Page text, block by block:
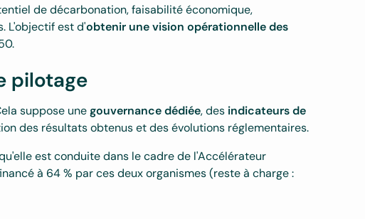
de décarbonation, faisabilité économique,
L'objectif est d'obtenir une vision opérationnelle des
pilotage
suppose unegouvernance dédiée, des indicateurs de
des résultats obtenus et des évolutions réglementaires.
est conduite dans le cadre de l'Accélérateur
à 64 % par ces deux organismes (reste à charge :